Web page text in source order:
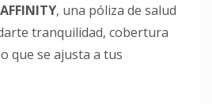
AFFINITY, una póliza de salud
tranquilidad, cobertura
que se ajusta a tus